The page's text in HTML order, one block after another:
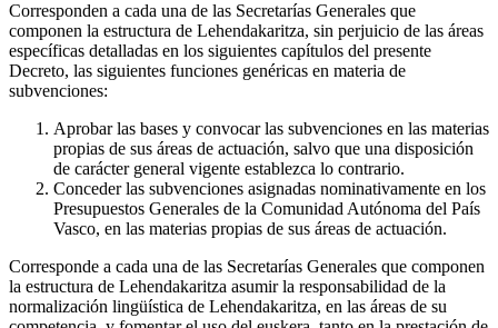
Corresponden a cada una de las Secretarías Generales que
componen la estructura de Lehendakaritza, sin perjuicio de las áreas
específicas detalladas en los siguientes capítulos del presente
Decreto, las siguientes funciones genéricas en materia de
subvenciones:
Aprobar las bases y convocar las subvenciones en las materias
propias de sus áreas de actuación, salvo que una disposición
de carácter general vigente establezca lo contrario.
Conceder las subvenciones asignadas nominativamente en los
Presupuestos Generales de la Comunidad Autónoma del País
Vasco, en las materias propias de sus áreas de actuación.
Corresponde a cada una de las Secretarías Generales que componen
la estructura de Lehendakaritza asumir la responsabilidad de la
normalización lingüística de Lehendakaritza, en las áreas de su